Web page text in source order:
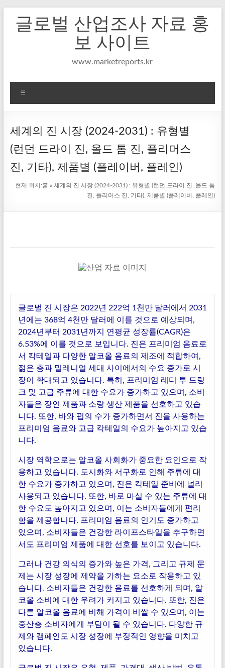
content
글로벌 산업조사 자료 홍
보 사이트
www.marketreports.kr
뉴
세계의 진 시장 (2024-2031) : 유형별
(런던 드라이 진, 올드 톰 진, 플리머스
진, 기타), 제품별 (플레이버, 플레인)
현재 위치:홈 »세계의 진 시장 (2024-2031) : 유형별 (런던 드라이 진, 올드 톰
진, 플리머스 진, 기타), 제품별 (플레이버, 플레인)
글로벌 진 시장은 2022년 222억 1천만 달러에서 2031
년에는 368억 4천만 달러에 이를 것으로 예상되며,
2024년부터 2031년까지 연평균 성장률(CAGR)은
6.53%에 이를 것으로 보입니다. 진은 프리미엄 음료로
서 칵테일과 다양한 알코올 음료의 제조에 적합하여,
젊은 층과 밀레니얼 세대 사이에서의 수요 증가로 시
장이 확대되고 있습니다. 특히, 프리미엄 레디 투 드링
크 및 고급 주류에 대한 수요가 증가하고 있으며, 소비
자들은 장인 제품과 소량 생산 제품을 선호하고 있습
니다. 또한, 바와 펍의 수가 증가하면서 진을 사용하는
프리미엄 음료와 고급 칵테일의 수요가 높아지고 있습
니다.
시장 역학으로는 알코올 사회화가 중요한 요인으로 작
용하고 있습니다. 도시화와 서구화로 인해 주류에 대
한 수요가 증가하고 있으며, 진은 칵테일 준비에 널리
사용되고 있습니다. 또한, 바로 마실 수 있는 주류에 대
한 수요도 높아지고 있으며, 이는 소비자들에게 편리
함을 제공합니다. 프리미엄 음료의 인기도 증가하고
있으며, 소비자들은 건강한 라이프스타일을 추구하면
서도 프리미엄 제품에 대한 선호를 보이고 있습니다.
그러나 건강 의식의 증가와 높은 가격, 그리고 규제 문
제는 시장 성장에 제약을 가하는 요소로 작용하고 있
습니다. 소비자들은 건강한 음료를 선호하게 되며, 알
코올 소비에 대한 우려가 커지고 있습니다. 또한, 진은
다른 알코올 음료에 비해 가격이 비쌀 수 있으며, 이는
중산층 소비자에게 부담이 될 수 있습니다. 다양한 규
제와 캠페인도 시장 성장에 부정적인 영향을 미치고
있습니다.